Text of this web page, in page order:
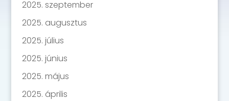
2025. szeptember
2025. augusztus
2025. július
2025. június
2025. május
2025. április